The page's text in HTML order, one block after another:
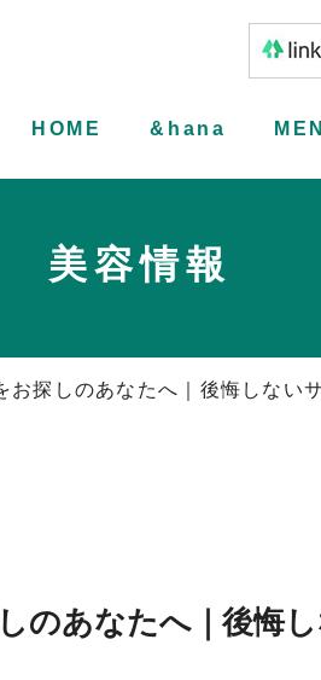
HOME &hana
美容情報
お探しのあなたへ｜後悔しない
のあなたへ｜後悔